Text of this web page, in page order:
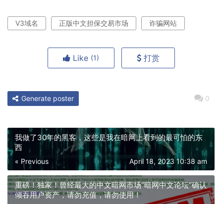
V3域名 正版中文担保交易市场 诈骗网站
Like (1) 打赏
0
Generate poster
我做了30年的黑客，这些是我在暗网上看到的最可怕的东
西
« Previous April 18, 2023 10:38 am
重磅！独家！曾经最大的中文暗网市场“暗网中文论坛”确认
倾吞用户资产，请勿充值，请勿使用！